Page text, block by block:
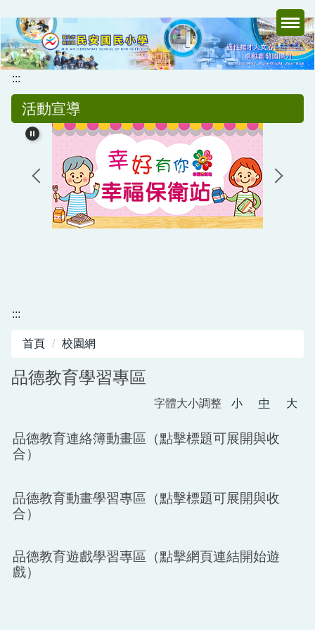
到
主
要
內
容
:::
活動宣導
:::
首頁 校園網
品德教育學習專區
字體大小調整 小 中 大
品德教育連絡簿動畫區（點擊標題可展開與收
合）
品德教育動畫學習專區（點擊標題可展開與收
合）
品德教育遊戲學習專區（點擊網頁連結開始遊
戲）